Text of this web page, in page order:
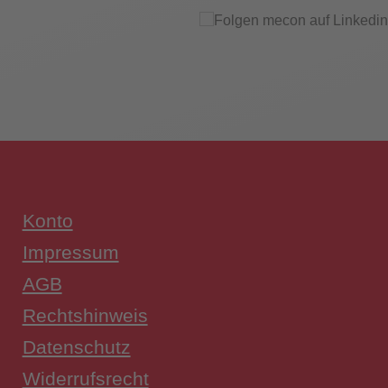
UW3 Serie Überwachungsschalter
Konto
Impressum
AGB
Rechtshinweis
Datenschutz
Widerrufsrecht